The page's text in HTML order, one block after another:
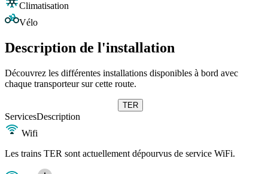
Climatisation
Vélo
Description de l'installation
Découvrez les différentes installations disponibles à bord avec
chaque transporteur sur cette route.
TER
ServicesDescription
Wifi
Les trains TER sont actuellement dépourvus de service WiFi.